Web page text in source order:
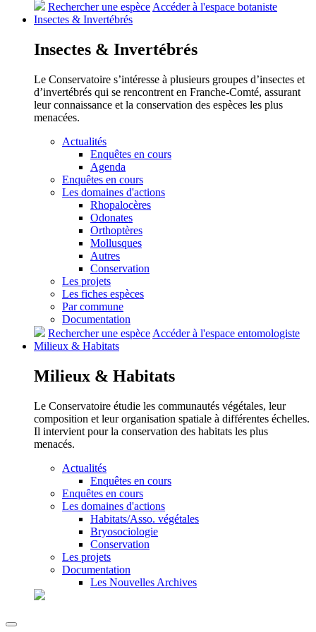
Rechercher une espèceAccéder à l'espace botaniste
Insectes & Invertébrés
Insectes & Invertébrés
Le Conservatoire s’intéresse à plusieurs groupes d’insectes et
d’invertébrés qui se rencontrent en Franche-Comté, assurant
leur connaissance et la conservation des espèces les plus
menacées.
Actualités
Enquêtes en cours
Agenda
Enquêtes en cours
Les domaines d'actions
Rhopalocères
Odonates
Orthoptères
Mollusques
Autres
Conservation
Les projets
Les fiches espèces
Par commune
Documentation
Rechercher une espèce Accéder à l'espace entomologiste
Milieux & Habitats
Milieux & Habitats
Le Conservatoire étudie les communautés végétales, leur
composition et leur organisation spatiale à différentes échelles.
Il intervient pour la conservation des habitats les plus
menacés.
Actualités
Enquêtes en cours
Enquêtes en cours
Les domaines d'actions
Habitats/Asso. végétales
Bryosociologie
Conservation
Les projets
Documentation
Les Nouvelles Archives